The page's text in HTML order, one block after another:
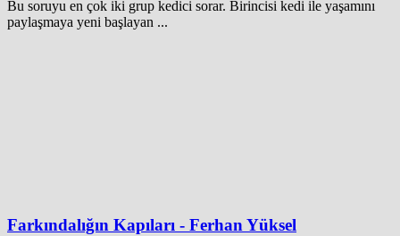
Bu soruyu en çok iki grup kedici sorar. Birincisi kedi ile yaşamını
paylaşmaya yeni başlayan ...
Farkındalığın Kapıları - Ferhan Yüksel